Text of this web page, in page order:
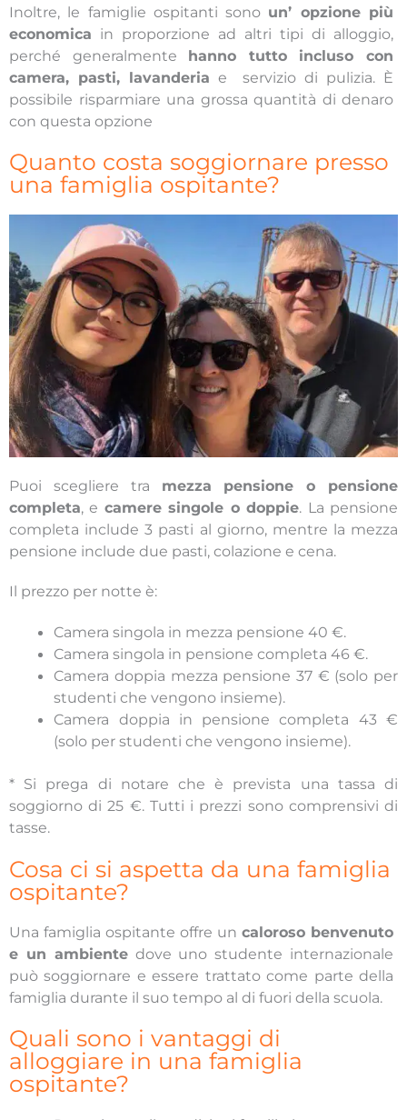
Inoltre, le famiglie ospitanti sono un’ opzione più
economica in proporzione ad altri tipi di alloggio,
perché generalmente hanno tutto incluso con
camera, pasti, lavanderia e servizio di pulizia. È
possibile risparmiare una grossa quantità di denaro
con questa opzione
Quanto costa soggiornare presso
una famiglia ospitante?
Puoi scegliere tra mezza pensione o pensione
completa, e camere singole o doppie. La pensione
completa include 3 pasti al giorno, mentre la mezza
pensione include due pasti, colazione e cena.
Il prezzo per notte è:
Camera singola in mezza pensione 40 €.
Camera singola in pensione completa 46 €.
Camera doppia mezza pensione 37 € (solo per
studenti che vengono insieme).
Camera doppia in pensione completa 43 €
(solo per studenti che vengono insieme).
* Si prega di notare che è prevista una tassa di
soggiorno di 25 €. Tutti i prezzi sono comprensivi di
tasse.
Cosa ci si aspetta da una famiglia
ospitante?
Una famiglia ospitante offre un caloroso benvenuto
e un ambientedove uno studente internazionale
può soggiornare e essere trattato come parte della
famiglia durante il suo tempo al di fuori della scuola.
Quali sono i vantaggi di
alloggiare in una famiglia
ospitante?